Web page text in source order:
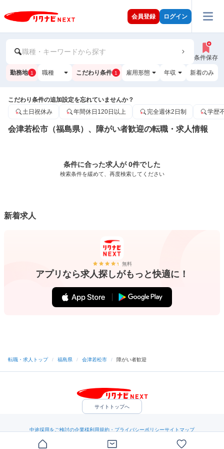
会員登録 ログイン
職種・キーワードから探す
条件保存
勤務地 1 職種 こだわり条件 1 雇用形態 年収 新着のみ
こだわり条件の追加設定を忘れていませんか？
土日祝休み
年間休日120日以上 完全週休2日制 学歴
会津若松市（福島県）、障がい者歓迎の転職・求人情報
条件に合った求人が 0件でした
検索条件を緩めて、再度検索してください
新着求人
無料
アプリなら求人探しがもっと快適に！
転職・求人トップ / 福島県 / 会津若松市 / 障がい者歓迎
サイトトップへ
中途採用をご検討の企業様利用規約・プライバシーポリシーサイトマップ
（C）Indeed Inc.